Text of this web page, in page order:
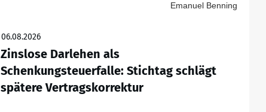
Emanuel Benning
06.08.2026
Zinslose Darlehen als
Schenkungsteuerfalle: Stichtag schlägt
spätere Vertragskorrektur